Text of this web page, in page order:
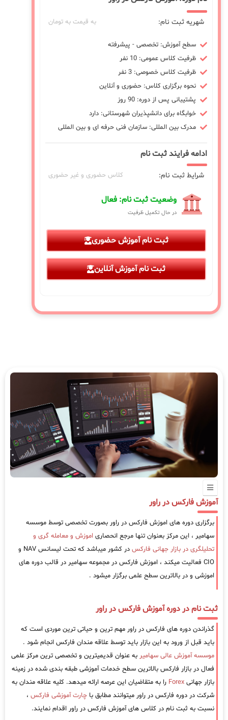
شهریه ثبت نام: به قیمت به تومان
سطح آموزش: تخصصی - پیشرفته
ظرفیت کلاس عمومی: 10 نفر
ظرفیت کلاس خصوصی: 3 نفر
نحوه برگزاری کلاس: حضوری و آنلاین
پشتیبانی پس از دوره: 90 روز
خوابگاه برای دانشپذیران شهرستانی: دارد
مدرک بین المللی: سازمان فنی حرفه ای و بین المللی
ادامه فرایند ثبت نام
شرایط ثبت نام: کلاس حضوری و غیر حضوری
وضعیت ثبت نام: فعال
در حال تکمیل ظرفیت
ثبت نام آموزش حضوری
ثبت نام آموزش آنلاین
آموزش فارکس در راور
برگزاری دوره های اموزش فارکس در راور بصورت تخصصی توسط موسسه
سهامیر ، این مرکز بعنوان تنها مرجع انحصاری اموزش و معامله گری و
تحلیلگری در بازار جهانی فارکس
در کشور میباشد که تحت لیسانس NAV و
CIO فعالیت میکند ، اموزش فارکس در مجموعه سهامیر در قالب دوره های
اموزشی و در بالاترین سطح علمی برگزار میشود .
ثبت نام در دوره آموزش فارکس در راور
گذراندن دوره های فارکس در راور مهم ترین و حیاتی ترین موردی است که
باید قبل از ورود به این بازار باید توسط علاقه مندان فارکس انجام شود .
موسسه آموزش عالی سهامیر به عنوان قدیمیترین و تخصصی ترین مرکز علمی
فعال در بازار فارکس بالاترین سطح خدمات آموزشی طبقه بندی شده در زمینه
بازار جهانی Forex را به متقاضیان این عرصه ارائه میدهد. کلیه علاقه مندان به
شرکت در دوره فارکس در راور میتوانند مطابق با چارت آموزشی فارکس ،
نسبت به ثبت نام در کلاس های آموزش فارکس در راور اقدام نمایند.